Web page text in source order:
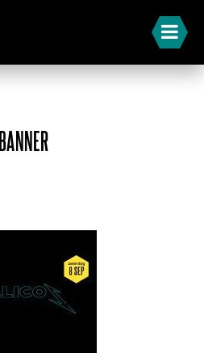
BANNER